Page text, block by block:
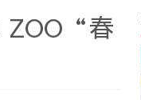
ZOO“春